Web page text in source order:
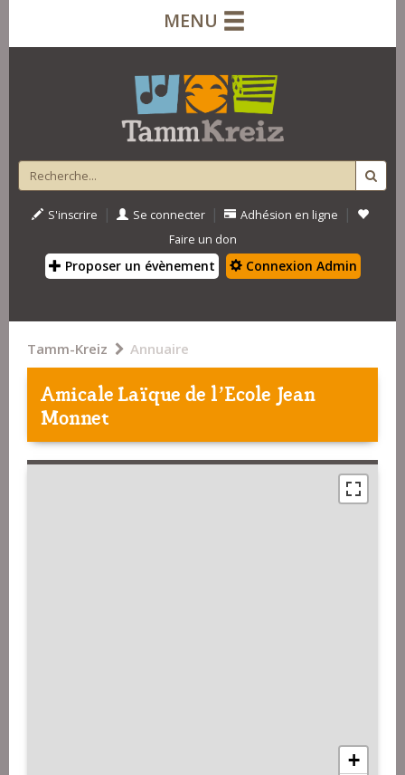
MENU
S'inscrire | Se connecter | Adhésion en ligne |
Faire un don
Proposer un évènement Connexion Admin
Tamm-Kreiz Annuaire
Amicale Laïque de l’Ecole Jean
Monnet
+